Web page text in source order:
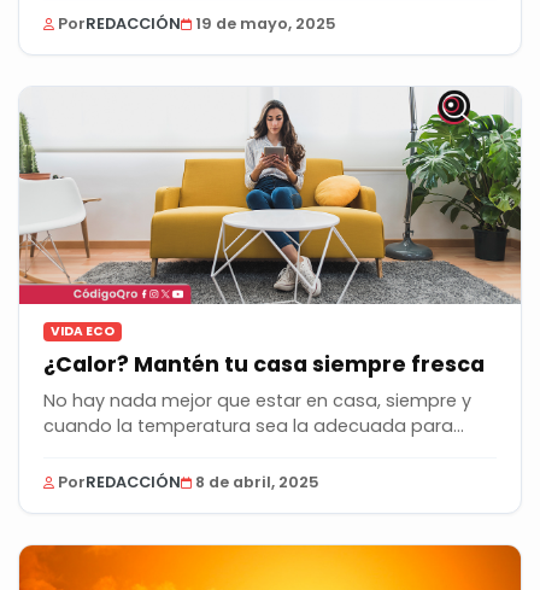
PorREDACCIÓN 19 de mayo, 2025
VIDA ECO
¿Calor? Mantén tu casa siempre fresca
No hay nada mejor que estar en casa, siempre y
cuando la temperatura sea la adecuada para
PorREDACCIÓN 8 de abril, 2025